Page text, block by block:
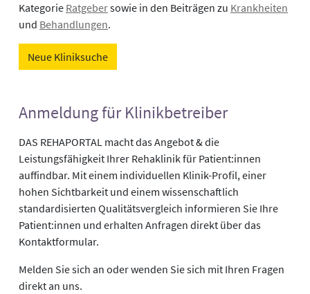
Kategorie Ratgebersowie in den Beiträgen zu Krankheiten
und Behandlungen.
Neue Kliniksuche
Anmeldung für Klinikbetreiber
DAS REHAPORTAL macht das Angebot & die
Leistungsfähigkeit Ihrer Rehaklinik für Patient:innen
auffindbar. Mit einem individuellen Klinik-Profil, einer
hohen Sichtbarkeit und einem wissenschaftlich
standardisierten Qualitätsvergleich informieren Sie Ihre
Patient:innen und erhalten Anfragen direkt über das
Kontaktformular.
Melden Sie sich an oder wenden Sie sich mit Ihren Fragen
direkt an uns.